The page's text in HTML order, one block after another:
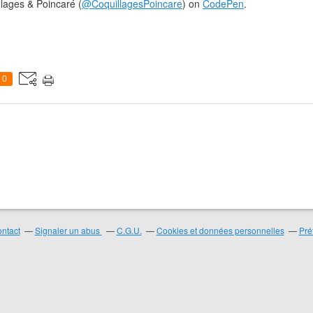
& Poincaré (@CoquillagesPoincare) on CodePen.
0
Signaler un abus C.G.U. Cookies et données personnelles